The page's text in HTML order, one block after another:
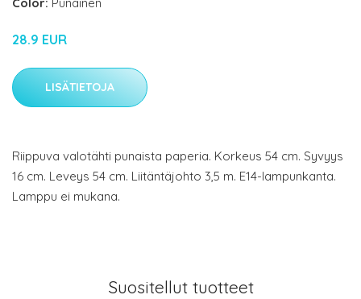
Color: Punainen
28.9 EUR
LISÄTIETOJA
Riippuva valotähti punaista paperia. Korkeus 54 cm. Syvyys
16 cm. Leveys 54 cm. Liitäntäjohto 3,5 m. E14-lampunkanta.
Lamppu ei mukana.
Suositellut tuotteet